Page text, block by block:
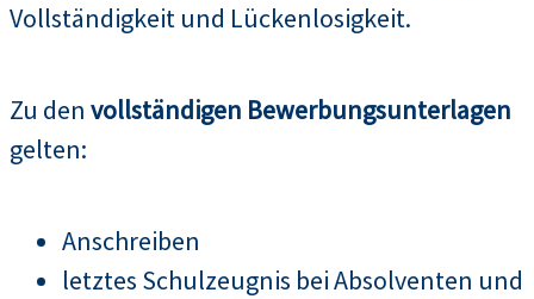
Vollständigkeit und Lückenlosigkeit.
Zu den vollständigen Bewerbungsunterlagen
gelten:
Anschreiben
letztes Schulzeugnis bei Absolventen und